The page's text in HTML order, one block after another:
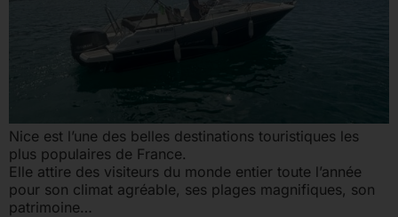
Nice est l’une des belles destinations touristiques les
plus populaires de France.
Elle attire des visiteurs du monde entier toute l’année
pour son climat agréable, ses plages magnifiques, son
patrimoine…